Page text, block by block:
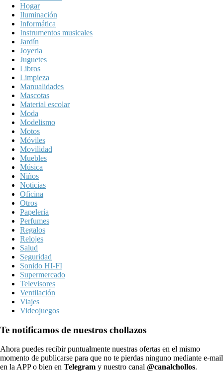
Hogar
Iluminación
Informática
Instrumentos musicales
Jardín
Joyeria
Juguetes
Libros
Limpieza
Manualidades
Mascotas
Material escolar
Moda
Modelismo
Motos
Móviles
Movilidad
Muebles
Música
Niños
Noticias
Oficina
Otros
Papelería
Perfumes
Regalos
Relojes
Salud
Seguridad
Sonido HI-FI
Supermercado
Televisores
Ventilación
Viajes
Videojuegos
Te notificamos de nuestros chollazos
Ahora puedes recibir puntualmente nuestras ofertas en el mismo
momento de publicarse para que no te pierdas ninguno mediante e-mail
en la APP o bien en Telegram y nuestro canal @canalchollos.